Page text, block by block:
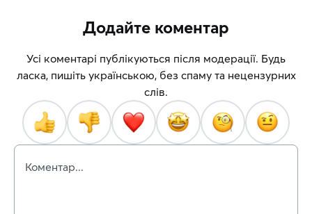
Додайте коментар
Усі коментарі публікуються після модерації. Будь
ласка, пишіть українською, без спаму та нецензурних
слів.
Коментар...